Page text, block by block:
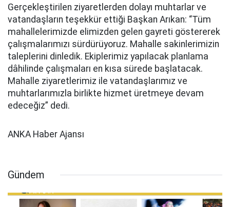
Gerçekleştirilen ziyaretlerden dolayı muhtarlar ve
vatandaşların teşekkür ettiği Başkan Arıkan: “Tüm
mahallelerimizde elimizden gelen gayreti göstererek
çalışmalarımızı sürdürüyoruz. Mahalle sakinlerimizin
taleplerini dinledik. Ekiplerimiz yapılacak planlama
dâhilinde çalışmaları en kısa sürede başlatacak.
Mahalle ziyaretlerimiz ile vatandaşlarımız ve
muhtarlarımızla birlikte hizmet üretmeye devam
edeceğiz” dedi.
ANKA Haber Ajansı
Gündem